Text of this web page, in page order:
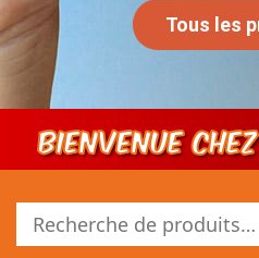
Tous les
Bienvenue chez